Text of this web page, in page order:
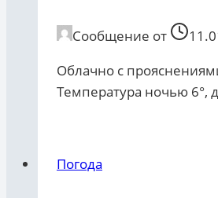
Сообщение от
Облачно с
Температура ночью 6°,
Погода